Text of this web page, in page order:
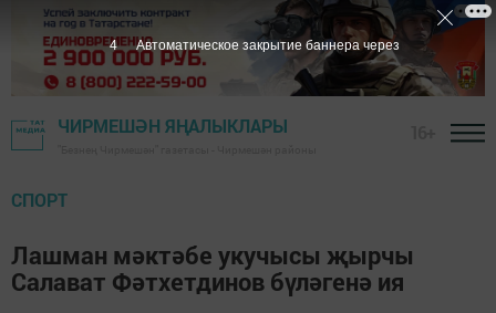
ЧИРМЕШӘН ЯҢАЛЫКЛАРЫ
СПОРТ
Лашман мәктәбе укучысы җырчы
Салават Фәтхетдинов бүләгенә ия
3 Автоматическое закрытие баннера через